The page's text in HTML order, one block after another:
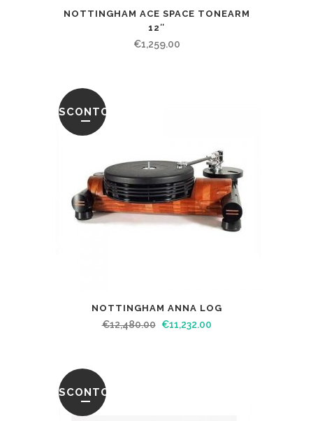
NOTTINGHAM ACE SPACE TONEARM
12″
€1,259.00
SCONTO
NOTTINGHAM ANNA LOG
€12,480.00 €11,232.00
SCONTO